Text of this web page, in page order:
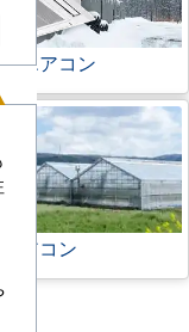
エアコン
エアコン